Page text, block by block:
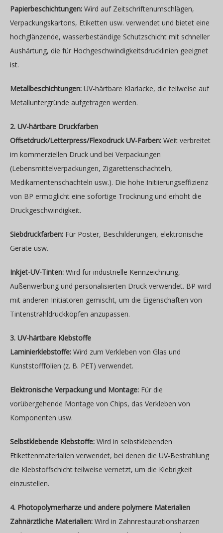
Papierbeschichtungen: Wird auf Zeitschriftenumschlägen,
Verpackungskartons, Etiketten usw. verwendet und bietet eine
hochglänzende, wasserbeständige Schutzschicht mit schneller
Aushärtung, die für Hochgeschwindigkeitsdrucklinien geeignet
ist.
Metallbeschichtungen: UV-härtbare Klarlacke, die teilweise auf
Metalluntergründe aufgetragen werden.
2. UV-härtbare Druckfarben
Offsetdruck/Letterpress/Flexodruck UV-Farben: Weit verbreitet
im kommerziellen Druck und bei Verpackungen
(Lebensmittelverpackungen, Zigarettenschachteln,
Medikamentenschachteln usw.). Die hohe Initiierungseffizienz
von BP ermöglicht eine sofortige Trocknung und erhöht die
Druckgeschwindigkeit.
Siebdruckfarben: Für Poster, Beschilderungen, elektronische
Geräte usw.
Inkjet-UV-Tinten: Wird für industrielle Kennzeichnung,
Außenwerbung und personalisierten Druck verwendet. BP wird
mit anderen Initiatoren gemischt, um die Eigenschaften von
Tintenstrahldruckköpfen anzupassen.
3. UV-härtbare Klebstoffe
Laminierklebstoffe: Wird zum Verkleben von Glas und
Kunststofffolien (z. B. PET) verwendet.
Elektronische Verpackung und Montage: Für die
vorübergehende Montage von Chips, das Verkleben von
Komponenten usw.
Selbstklebende Klebstoffe: Wird in selbstklebenden
Etikettenmaterialien verwendet, bei denen die UV-Bestrahlung
die Klebstoffschicht teilweise vernetzt, um die Klebrigkeit
einzustellen.
4. Photopolymerharze und andere polymere Materialien
Zahnärztliche Materialien: Wird in Zahnrestaurationsharzen